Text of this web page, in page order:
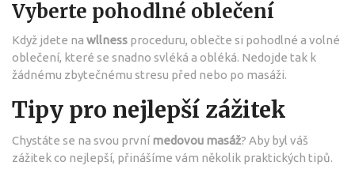
Vyberte pohodlné oblečení
Když jdete na wllness proceduru, oblečte si pohodlné a volné
oblečení, které se snadno svléká a obléká. Nedojde tak k
žádnému zbytečnému stresu před nebo po masáži.
Tipy pro nejlepší zážitek
Chystáte se na svou první medovou masáž? Aby byl váš
zážitek co nejlepší, přinášíme vám několik praktických tipů.